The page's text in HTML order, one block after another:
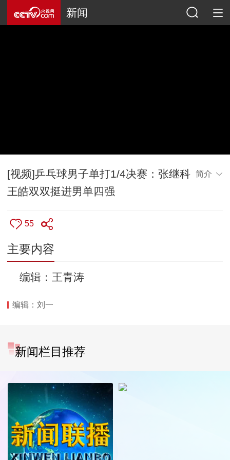
新闻
[视频]乒乓球男子单打1/4决赛：张继科
王皓双双挺进男单四强
简介
55
主要内容
编辑：王青涛
编辑：刘一
新闻栏目推荐